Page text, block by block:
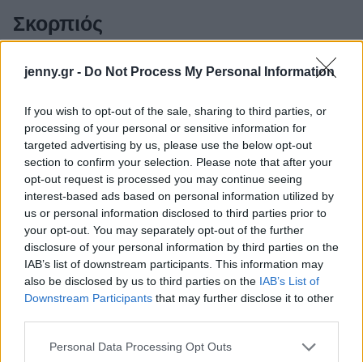
jenny.gr - Do Not Process My Personal Information
If you wish to opt-out of the sale, sharing to third parties, or
processing of your personal or sensitive information for
targeted advertising by us, please use the below opt-out
section to confirm your selection. Please note that after your
opt-out request is processed you may continue seeing
interest-based ads based on personal information utilized by
us or personal information disclosed to third parties prior to
your opt-out. You may separately opt-out of the further
disclosure of your personal information by third parties on the
IAB’s list of downstream participants. This information may
also be disclosed by us to third parties on the IAB’s List of
Downstream Participants that may further disclose it to other
Please note that this website/app uses one or more Google
Personal Data Processing Opt Outs
Σκορπιός
Αν απορρίψεις έναν Σκορπιό τότε καλύτερα να
η μυστικοπάθειά του θα τον οδηγήσουν σε εκρήξεις
θυμού και μια τάση για εκδίκηση. Είναι η φύση του
τέτοια. Για να αναγεννηθεί, πρέπει πρώτα να
καταστραφεί και ναι, δεν τον ενδιαφέρει καθόλου.